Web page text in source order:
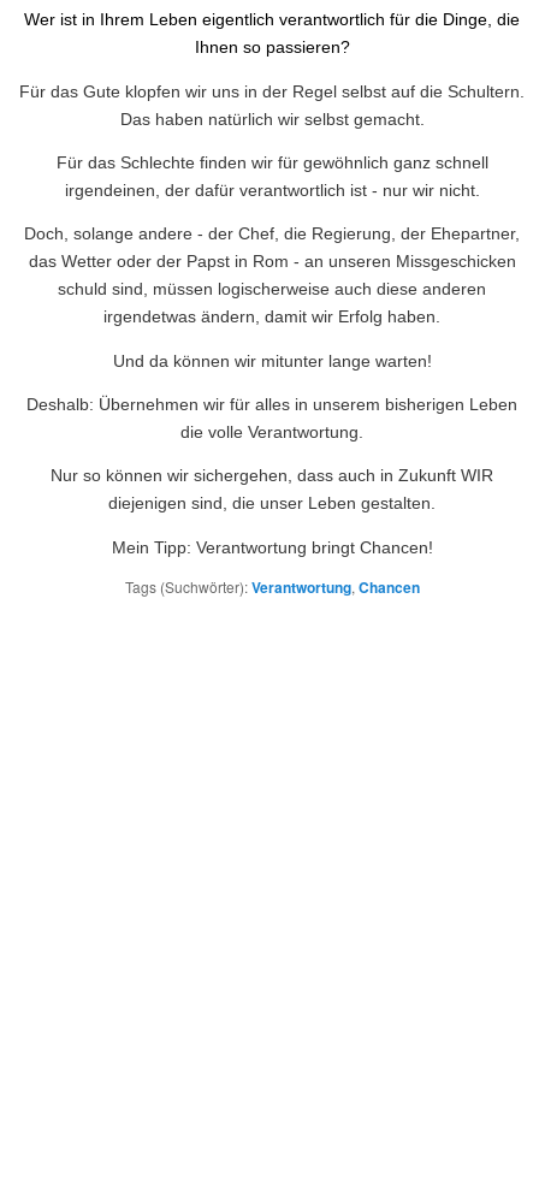
Wer ist in Ihrem Leben eigentlich verantwortlich für die Dinge, die
Ihnen so passieren?
Für das Gute klopfen wir uns in der Regel selbst auf die Schultern.
Das haben natürlich wir selbst gemacht.
Für das Schlechte finden wir für gewöhnlich ganz schnell
irgendeinen, der dafür verantwortlich ist - nur wir nicht.
Doch, solange andere - der Chef, die Regierung, der Ehepartner,
das Wetter oder der Papst in Rom - an unseren Missgeschicken
schuld sind, müssen logischerweise auch diese anderen
irgendetwas ändern, damit wir Erfolg haben.
Und da können wir mitunter lange warten!
Deshalb: Übernehmen wir für alles in unserem bisherigen Leben
die volle Verantwortung.
Nur so können wir sichergehen, dass auch in Zukunft WIR
diejenigen sind, die unser Leben gestalten.
Mein Tipp: Verantwortung bringt Chancen!
Tags (Suchwörter):Verantwortung, Chancen